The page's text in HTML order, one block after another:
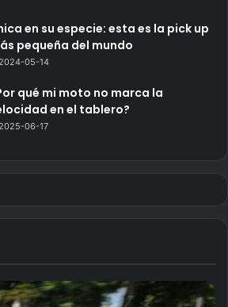
en su especie: esta es la pick up
pequeña del mundo
2024-05-14
qué mi moto no marca la
en el tablero?
2025-06-17